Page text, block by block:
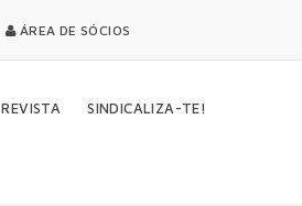
ÁREA DE SÓCIOS
REVISTA SINDICALIZA-TE!